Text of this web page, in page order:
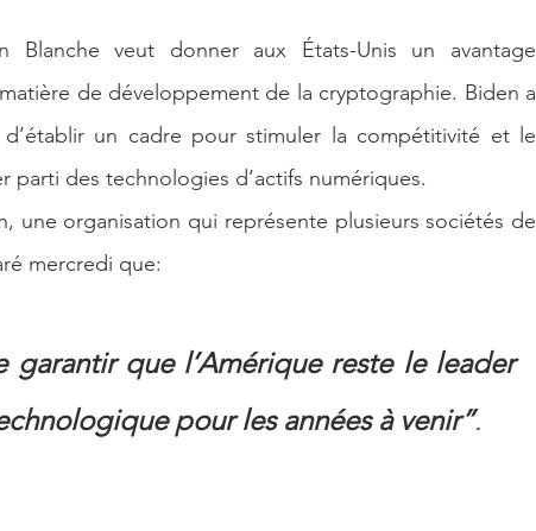
veut donner aux États-Unis un avantage
de développement de la cryptographie. Biden a
un cadre pour stimuler la compétitivité et le
parti des technologies d’actifs numériques.
mercredi que:
garantir que l’Amérique reste le leader
pour les années à venir”.